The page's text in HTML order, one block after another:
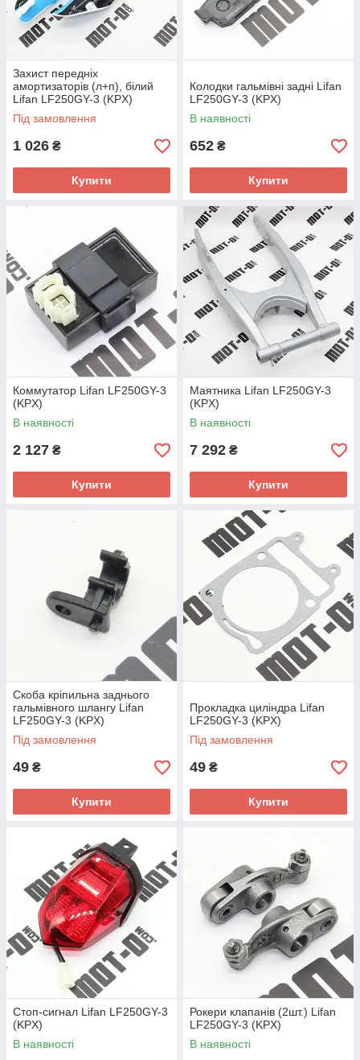
Захист передніх
амортизаторів (л+п), білий
Lifan LF250GY-3 (KPX)
Під замовлення
1 026 ₴
Купити
Колодки гальмівні задні Lifan
LF250GY-3 (KPX)
В наявності
652 ₴
Купити
Коммутатор Lifan LF250GY-3
(KPX)
В наявності
2 127 ₴
Купити
Маятника Lifan LF250GY-3
(KPX)
В наявності
7 292 ₴
Купити
Скоба кріпильна заднього
гальмівного шлангу Lifan
LF250GY-3 (KPX)
Під замовлення
49 ₴
Купити
Прокладка циліндра Lifan
LF250GY-3 (KPX)
Під замовлення
49 ₴
Купити
Стоп-сигнал Lifan LF250GY-3
(KPX)
В наявності
Рокери клапанів (2шт.) Lifan
LF250GY-3 (KPX)
В наявності